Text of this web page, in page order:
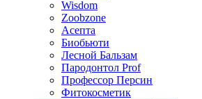
Wisdom
Zoobzone
Асепта
Биобьюти
Лесной Бальзам
Пародонтол Prof
Профессор Персин
Фитокосметик